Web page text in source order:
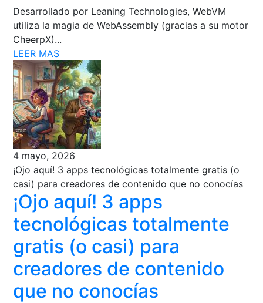
Desarrollado por Leaning Technologies, WebVM
utiliza la magia de WebAssembly (gracias a su motor
CheerpX)...
LEER MAS
4 mayo, 2026
¡Ojo aquí! 3 apps tecnológicas totalmente gratis (o
casi) para creadores de contenido que no conocías
¡Ojo aquí! 3 apps
tecnológicas totalmente
gratis (o casi) para
creadores de contenido
que no conocías